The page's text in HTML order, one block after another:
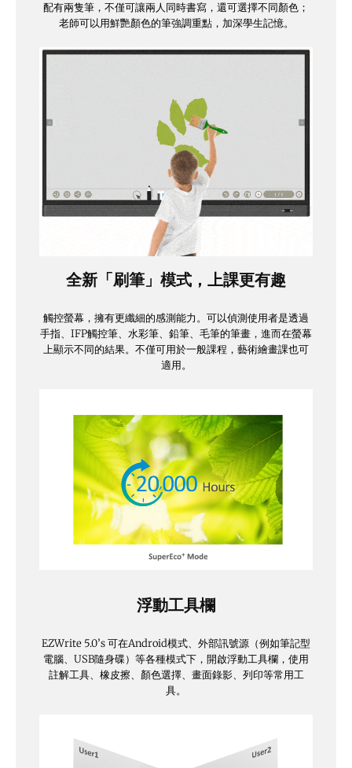
配有兩隻筆，不僅可讓兩人同時書寫，還可選擇不同顏色；
老師可以用鮮艷顏色的筆強調重點，加深學生記憶。
全新「刷筆」模式，上課更有趣
觸控螢幕，擁有更纖細的感測能力。可以偵測使用者是透過
手指、IFP觸控筆、水彩筆、鉛筆、毛筆的筆畫，進而在螢幕
上顯示不同的結果。不僅可用於一般課程，藝術繪畫課也可
適用。
浮動工具欄
EZWrite 5.0’s 可在Android模式、外部訊號源（例如筆記型
電腦、USB隨身碟）等各種模式下，開啟浮動工具欄，使用
註解工具、橡皮擦、顏色選擇、畫面錄影、列印等常用工
具。